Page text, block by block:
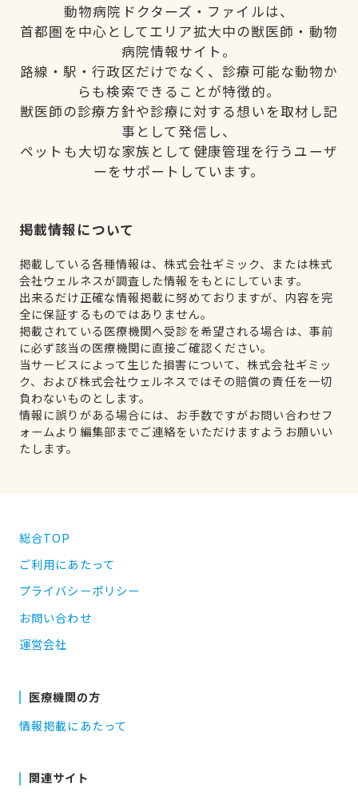
動物病院ドクターズ・ファイルは、
首都圏を中心としてエリア拡大中の獣医師・動物
病院情報サイト。
路線・駅・行政区だけでなく、診療可能な動物か
らも検索できることが特徴的。
獣医師の診療方針や診療に対する想いを取材し記
事として発信し、
ペットも大切な家族として健康管理を行うユーザ
ーをサポートしています。
掲載情報について
掲載している各種情報は、株式会社ギミック、または株式
会社ウェルネスが調査した情報をもとにしています。
出来るだけ正確な情報掲載に努めておりますが、内容を完
全に保証するものではありません。
掲載されている医療機関へ受診を希望される場合は、事前
に必ず該当の医療機関に直接ご確認ください。
当サービスによって生じた損害について、株式会社ギミッ
ク、および株式会社ウェルネスではその賠償の責任を一切
負わないものとします。
情報に誤りがある場合には、お手数ですがお問い合わせフ
ォームより編集部までご連絡をいただけますようお願いい
たします。
総合TOP
ご利用にあたって
プライバシーポリシー
お問い合わせ
運営会社
医療機関の方
情報掲載にあたって
関連サイト